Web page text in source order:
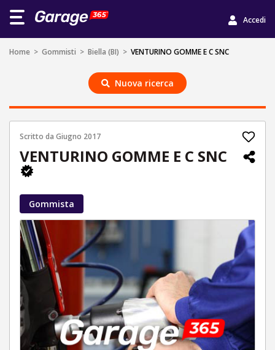
Accedi
Home > Gommisti > Biella (BI) > VENTURINO GOMME E C SNC
Nuova ricerca
Scritto da Giugno 2017
VENTURINO GOMME E C SNC
Gommista